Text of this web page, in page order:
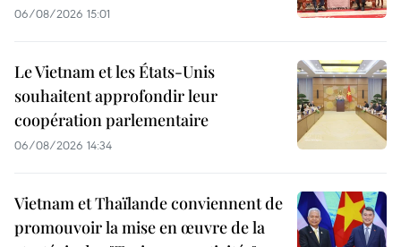
06/08/2026 15:01
Le Vietnam et les États-Unis
souhaitent approfondir leur
coopération parlementaire
06/08/2026 14:34
Vietnam et Thaïlande conviennent de
promouvoir la mise en œuvre de la